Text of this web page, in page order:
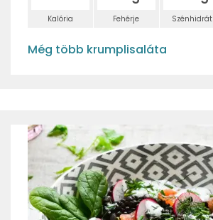
Kalória Fehérje Szénhidrát
Még több krumplisaláta